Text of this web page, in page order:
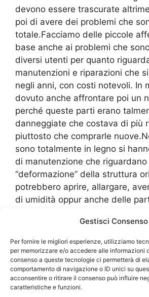
Gestisci Consenso
Per fornire le migliori esperienze, utilizziamo
per memorizzare e/o accedere alle informazioni
consenso a queste tecnologie ci permetterà di
comportamento di navigazione o ID unici su
acconsentire o ritirare il consenso può influire
caratteristiche e funzioni.
devono essere trascurate
poi di avere dei problemi che
totale.Facciamo delle piccole
base anche ai problemi che
diversi utenti per quanto
manutenzioni e riparazioni che
negli anni, con costi notevoli. In
dovuto anche affrontare poi un
perché queste parti erano
danneggiate che costava di più
piuttosto che comprarle
sono totalmente in legno si
di manutenzione che riguardano
“deformazione” della struttura
potrebbero aprire, allargare,
di umidità oppur anche delle
Questo vuol dire avere una
perso la sua parte isolante.
quando si usano degliInfissi
Lugagnano in legno essi
isolamento termico e quindi
consigliatissimi in un cappotto